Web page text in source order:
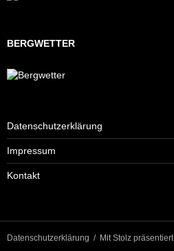
BERGWETTER
Datenschutzerklärung
Impressum
Kontakt
Datenschutzerklärung Mit Stolz